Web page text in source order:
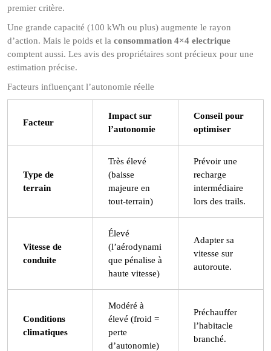
premier critère.
Une grande capacité (100 kWh ou plus) augmente le rayon
d’action. Mais le poids et la consommation 4×4 electrique
comptent aussi. Les avis des propriétaires sont précieux pour une
estimation précise.
Facteurs influençant l’autonomie réelle
Facteur
Impact sur
l’autonomie
Conseil pour
optimiser
Type de
terrain
Très élevé
(baisse
majeure en
tout-terrain)
Prévoir une
recharge
intermédiaire
lors des trails.
Vitesse de
conduite
Élevé
(l’aérodynami
que pénalise à
haute vitesse)
Adapter sa
vitesse sur
autoroute.
Conditions
climatiques
Modéré à
élevé (froid =
perte
d’autonomie)
Préchauffer
l’habitacle
branché.